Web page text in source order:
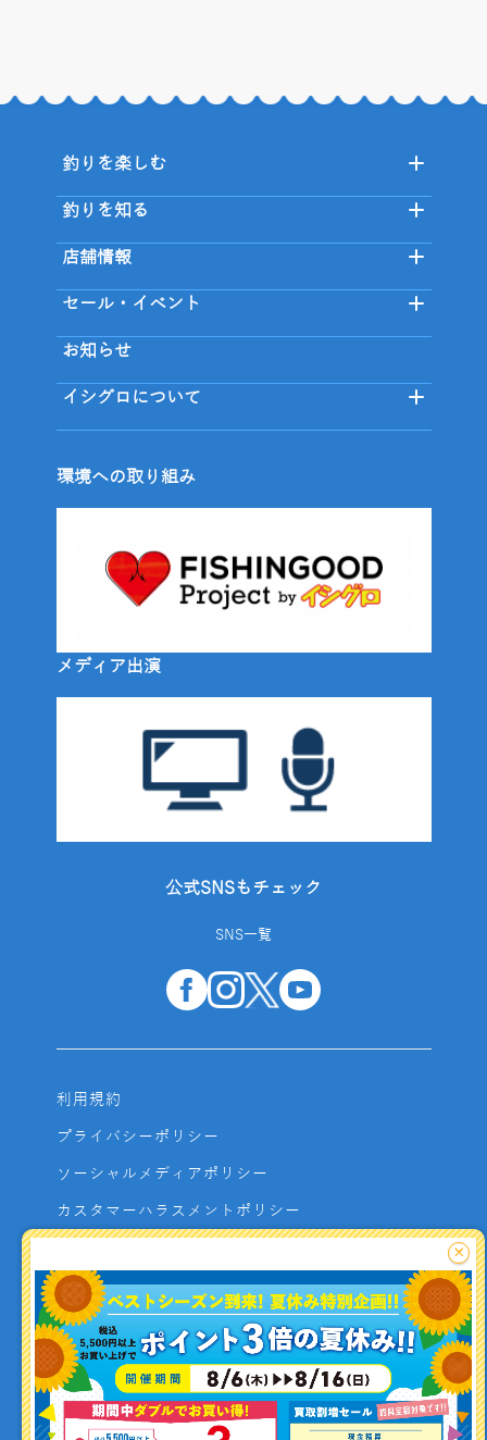
釣り情報を
投稿する
釣りを楽しむ
釣りを知る
店舗情報
セール・イベント
お知らせ
イシグロについて
環境への取り組み
メディア出演
公式SNSもチェック
SNS一覧
利用規約
プライバシーポリシー
ソーシャルメディアポリシー
カスタマーハラスメントポリシー
よくあるご質問
お問い合わせ
利用者資金の保全方法
×